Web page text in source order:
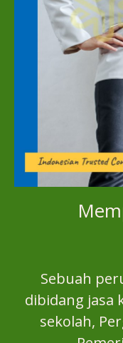
Sebuah
dibidang jasa
sekolah,